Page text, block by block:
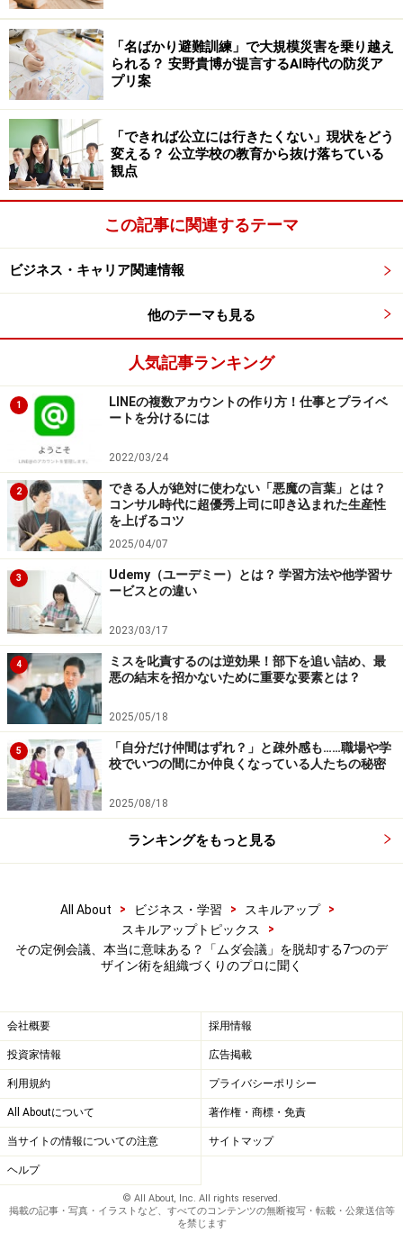
の質を高めるときの基本です。
まずは1つの会議における「ミクロな流れ」について解
説していきましょう。
たとえば、1時間のミーティングの冒頭にアジェンダを
提示し、あとは成り行き任せで議論するだけだと、どう
しても会議の流れが安定しません。
ガチガチに枠を決める必要はありませんが、なにについ
てどんな順序でどれくらい議論するのかの「大まかな時
間割」を決めておけば、だれがファシリテーションを担
当しても、ミーティングの質を一定以上に保つことがで
きます。
「流れのいい会議」を作る7つの秘訣
次の7つのコツを意識しながら、「流れのいいミーティ
ング」を設計していきましょう。
①開始時に目的をしっかり共有する
前回に話し合った内容やその目的が曖昧なまま開始して
しまうと、参加メンバーもどんな意識で臨めばいいのか
迷ってしまいます。
前回の議論やミーティングの狙いを冒頭で確認して、
「なんのための会議なのか？」「共通のゴールはどこに
あるのか？」のすり合わせを行います。
②ちょっとしたアイスブレイクを入れる
ミーティングの開始直後は、参加者の意識モードがまだ
切り替わっておらず、直前までの作業や打ち合わせをつ
い気にしてしまうものです。
挟むようにしましょう。
週初めの定例などでは、ちょっとした近況報告やその日
イン」もおすすめです。
これだけで発言のハードルが下がり、自由に意見が出し
やすくなります。
「名ばかり避難訓練」で大規模災害を乗り越え
られる？ 安野貴博が提言するAI時代の防災ア
プリ案
「できれば公立には行きたくない」現状をどう
変える？ 公立学校の教育から抜け落ちている
観点
この記事に関連するテーマ
ビジネス・キャリア関連情報
他のテーマも見る
人気記事ランキング
1
LINEの複数アカウントの作り方！仕事とプライベ
ートを分けるには
2022/03/24
2
できる人が絶対に使わない「悪魔の言葉」とは？
コンサル時代に超優秀上司に叩き込まれた生産性
を上げるコツ
2025/04/07
3
Udemy（ユーデミー）とは？ 学習方法や他学習サ
ービスとの違い
2023/03/17
4
ミスを叱責するのは逆効果！部下を追い詰め、最
悪の結末を招かないために重要な要素とは？
2025/05/18
5
「自分だけ仲間はずれ？」と疎外感も……職場や学
校でいつの間にか仲良くなっている人たちの秘密
2025/08/18
ランキングをもっと見る
All About > ビジネス・学習 > スキルアップ
>
スキルアップトピックス
>
その定例会議、本当に意味ある？「ムダ会議」を脱却する7つのデ
ザイン術を組織づくりのプロに聞く
会社概要 採用情報
投資家情報 広告掲載
利用規約 プライバシーポリシー
All Aboutについて 著作権・商標・免責
当サイトの情報についての注意 サイトマップ
ヘルプ
© All About, Inc. All rights reserved.
掲載の記事・写真・イラストなど、すべてのコンテンツの無断複写・転載・公衆送信等
を禁じます